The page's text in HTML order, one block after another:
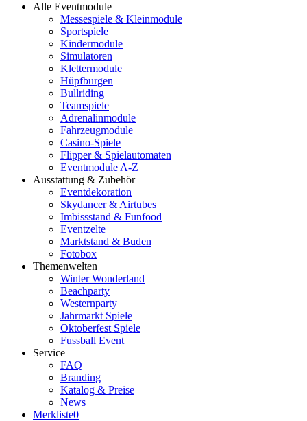
Alle Eventmodule
Messespiele & Kleinmodule
Sportspiele
Kindermodule
Simulatoren
Klettermodule
Hüpfburgen
Bullriding
Teamspiele
Adrenalinmodule
Fahrzeugmodule
Casino-Spiele
Flipper & Spielautomaten
Eventmodule A-Z
Ausstattung & Zubehör
Eventdekoration
Skydancer & Airtubes
Imbissstand & Funfood
Eventzelte
Marktstand & Buden
Fotobox
Themenwelten
Winter Wonderland
Beachparty
Westernparty
Jahrmarkt Spiele
Oktoberfest Spiele
Fussball Event
Service
FAQ
Branding
Katalog & Preise
News
Merkliste0